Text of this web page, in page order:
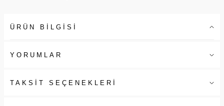
ÜRÜN BİLGİSİ
YORUMLAR
TAKSİT SEÇENEKLERİ